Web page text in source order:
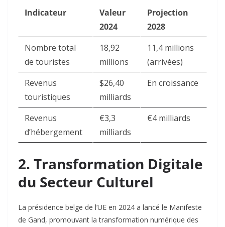
Indicateur
Valeur
2024
Projection
2028
Nombre total
de touristes
18,92
millions
11,4 millions
(arrivées)
Revenus
touristiques
$26,40
milliards
En croissance
Revenus
d’hébergement
€3,3
milliards
€4 milliards
2. Transformation Digitale
du Secteur Culturel
La présidence belge de l’UE en 2024 a lancé le Manifeste
de Gand, promouvant la transformation numérique des